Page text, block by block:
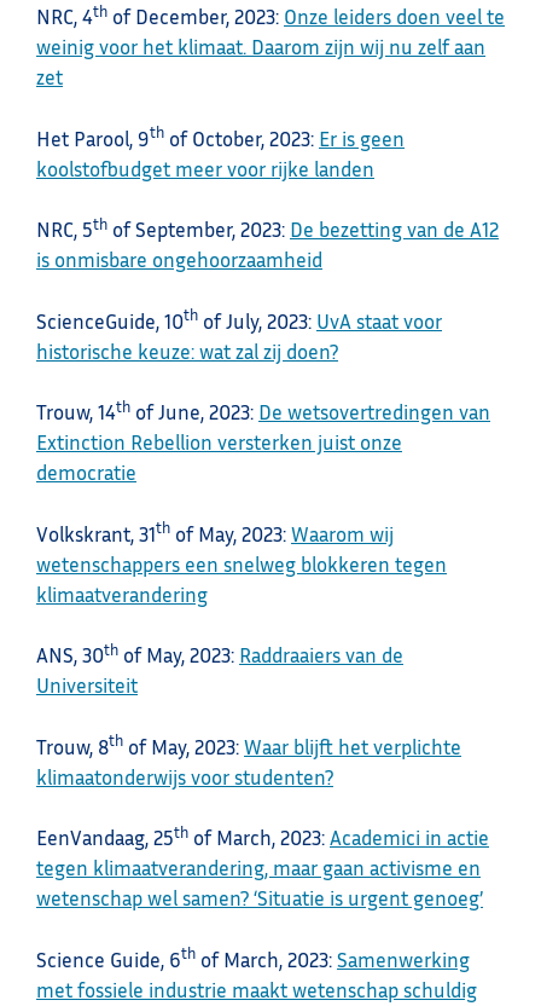
NRC, 4th of December, 2023: Onze leiders doen veel te
weinig voor het klimaat. Daarom zijn wij nu zelf aan
zet
Het Parool, 9th of October, 2023: Er is geen
koolstofbudget meer voor rijke landen
NRC, 5th of September, 2023: De bezetting van de A12
is onmisbare ongehoorzaamheid
ScienceGuide, 10th of July, 2023: UvA staat voor
historische keuze: wat zal zij doen?
Trouw, 14th of June, 2023: De wetsovertredingen van
Extinction Rebellion versterken juist onze
democratie
Volkskrant, 31th of May, 2023:Waarom wij
wetenschappers een snelweg blokkeren tegen
klimaatverandering
ANS, 30th of May, 2023: Raddraaiers van de
Universiteit
Trouw, 8th of May, 2023:Waar blijft het verplichte
klimaatonderwijs voor studenten?
EenVandaag, 25th of March, 2023:Academici in actie
tegen klimaatverandering, maar gaan activisme en
wetenschap wel samen? ‘Situatie is urgent genoeg’
Science Guide, 6th of March, 2023:Samenwerking
met fossiele industrie maakt wetenschap schuldig